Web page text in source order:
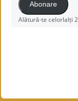
Abonare
Alătură-te celorlalți